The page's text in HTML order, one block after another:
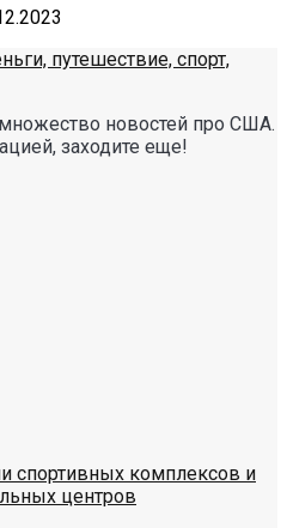
новостей про США.
заходите еще!